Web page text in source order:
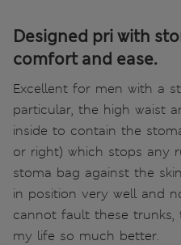
Designed pri with
comfort and ease.
Excellent for men with a
particular, the high waist
inside to contain the
or right) which stops any
stoma bag against the
in position very well and
cannot fault these trunks,
my life so much better.